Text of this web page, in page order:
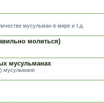
мусульман в мире и т.д.
молиться)
мусульманах
мусульмане